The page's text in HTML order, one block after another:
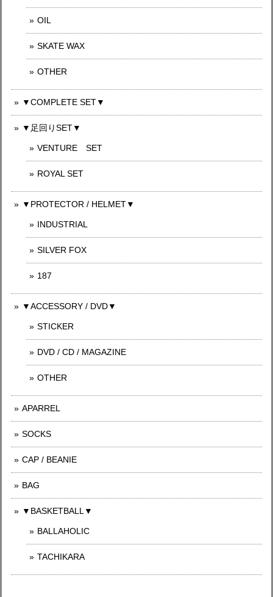
OIL
SKATE WAX
OTHER
▼COMPLETE SET▼
▼足回りSET▼
VENTURE SET
ROYAL SET
▼PROTECTOR / HELMET▼
INDUSTRIAL
SILVER FOX
187
▼ACCESSORY / DVD▼
STICKER
DVD / CD / MAGAZINE
OTHER
APARREL
SOCKS
CAP / BEANIE
BAG
▼BASKETBALL▼
BALLAHOLIC
TACHIKARA